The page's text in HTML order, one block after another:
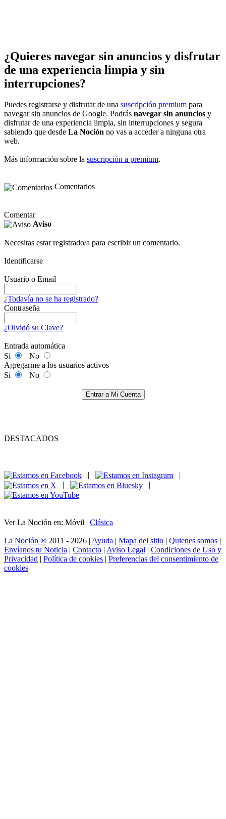
¿Quieres navegar sin anuncios y disfrutar
de una experiencia limpia y sin
interrupciones?
Puedes registrarse y disfrutar de una suscripción premium para
navegar sin anuncios de Google. Podrás navegar sin anuncios y
disfrutar de una experiencia limpia, sin interrupciones y segura
sabiendo que desde La Noción no vas a acceder a ninguna otra
web.
Más información sobre la suscripción a premium.
Comentarios
Comentar
Aviso
Necesitas estar registrado/a para escribir un comentario.
Identificarse
Usuario o Email
¿Todavía no se ha registrado?
Contraseña
¿Olvidó su Clave?
Entrada automática
Si
No
Agregarme a los usuarios activos
Si
No
Entrar a Mi Cuenta
DESTACADOS
|
|
|
|
Ver La Noción en: Móvil | Clásica
La Noción ® 2011 - 2026 | Ayuda | Mapa del sitio | Quienes somos |
Envíanos tu Noticia | Contacto | Aviso Legal | Condiciones de Uso y
Privacidad | Política de cookies | Preferencias del consentimiento de
cookies